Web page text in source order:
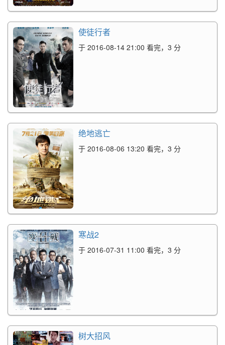
使徒行者
于 2016-08-14 21:00 看完，3 分
绝地逃亡
于 2016-08-06 13:20 看完，3 分
寒战2
于 2016-07-31 11:00 看完，3 分
树大招风